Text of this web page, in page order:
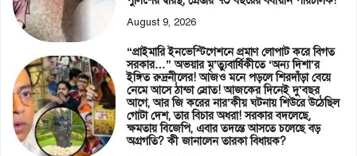
August 9, 2026
“প্রাইমারি ইনভেস্টিগেশনে প্রমাণ লোপাট করে বিগত
সরকার…” অভয়ার মৃ’ত্যুবার্ষিকীতে ‘অন্য দিশা’র
ইঙ্গিত রুদ্রনীলের! আজও মনে পড়লে শিরদাঁড়া বেয়ে
নেমে আসে ঠান্ডা স্রোত! আজকের দিনেই দু’বছর
আগে, আর জি করের নার’কীয় ঘটনায় শিউরে উঠেছিল
গোটা দেশ, তার বিচার অধরা! সরকার বদলেছে,
ক্ষমতায় বিজেপি, এবার তদন্তে আসতে চলেছে বড়
অগ্রগতি? কী জানালেন তারকা বিধায়ক?